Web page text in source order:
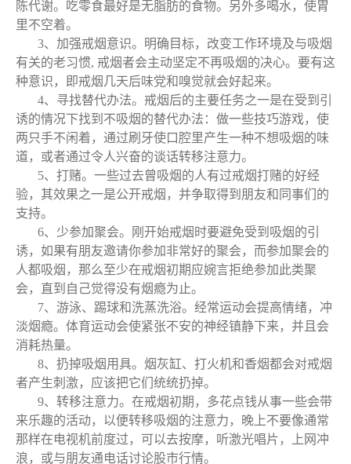
陈代谢。吃零食最好是无脂肪的食物。另外多喝水，使胃
里不空着。
3、加强戒烟意识。明确目标，改变工作环境及与吸烟
有关的老习惯, 戒烟者会主动坚定不再吸烟的决心。要有这
种意识，即戒烟几天后味党和嗅觉就会好起来。
4、寻找替代办法。戒烟后的主要任务之一是在受到引
诱的情况下找到不吸烟的替代办法：做一些技巧游戏，使
两只手不闲着，通过刷牙使口腔里产生一种不想吸烟的味
道，或者通过令人兴奋的谈话转移注意力。
5、打赌。一些过去曾吸烟的人有过戒烟打赌的好经
验，其效果之一是公开戒烟，并争取得到朋友和同事们的
支持。
6、少参加聚会。刚开始戒烟时要避免受到吸烟的引
诱，如果有朋友邀请你参加非常好的聚会，而参加聚会的
人都吸烟，那么至少在戒烟初期应婉言拒绝参加此类聚
会，直到自己觉得没有烟瘾为止。
7、游泳、踢球和洗蒸洗浴。经常运动会提高情绪，冲
淡烟瘾。体育运动会使紧张不安的神经镇静下来，并且会
消耗热量。
8、扔掉吸烟用具。烟灰缸、打火机和香烟都会对戒烟
者产生刺激，应该把它们统统扔掉。
9、转移注意力。在戒烟初期，多花点钱从事一些会带
来乐趣的活动，以便转移吸烟的注意力，晚上不要像通常
那样在电视机前度过，可以去按摩，听激光唱片，上网冲
浪，或与朋友通电话讨论股市行情。